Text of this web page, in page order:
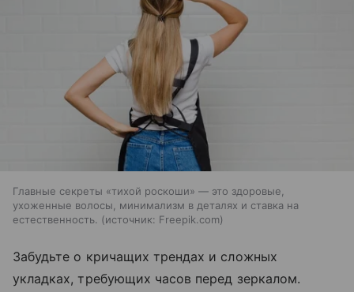
Главные секреты «тихой роскоши» — это здоровые,
ухоженные волосы, минимализм в деталях и ставка на
естественность.
источник: Freepik.com
Забудьте о кричащих трендах и сложных
укладках, требующих часов перед зеркалом.